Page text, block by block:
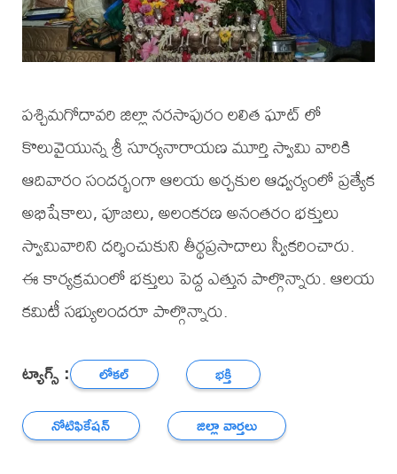
పశ్చిమగోదావరి జిల్లా నరసాపురం లలిత ఘాట్ లో
కొలువైయున్న శ్రీ సూర్యనారాయణ మూర్తి స్వామి వారికి
ఆదివారం సందర్భంగా ఆలయ అర్చకుల ఆధ్వర్యంలో ప్రత్యేక
అభిషేకాలు, పూజలు, అలంకరణ అనంతరం భక్తులు
స్వామివారిని దర్శించుకుని తీర్థప్రసాదాలు స్వీకరించారు.
ఈ కార్యక్రమంలో భక్తులు పెద్ద ఎత్తున పాల్గొన్నారు. ఆలయ
కమిటీ సభ్యులందరూ పాల్గొన్నారు.
ట్యాగ్స్ : లోకల్
భక్తి
నోటిఫికేషన్
జిల్లా వార్తలు